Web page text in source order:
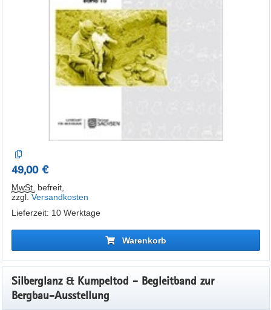
49,00 €
MwSt. befreit,
zzgl. Versandkosten
Lieferzeit: 10 Werktage
Warenkorb
Silberglanz & Kumpeltod - Begleitband zur
Bergbau-Ausstellung